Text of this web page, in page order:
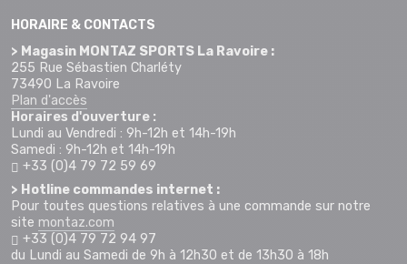
HORAIRE & CONTACTS
> Magasin MONTAZ SPORTS La Ravoire :
255 Rue Sébastien Charléty
73490 La Ravoire
Plan d'accès
Horaires d'ouverture :
Lundi au Vendredi : 9h-12h et 14h-19h
Samedi : 9h-12h et 14h-19h
+33 (0)4 79 72 59 69
> Hotline commandes internet :
Pour toutes questions relatives à une commande sur notre
site montaz.com
+33 (0)4 79 72 94 97
du Lundi au Samedi de 9h à 12h30 et de 13h30 à 18h